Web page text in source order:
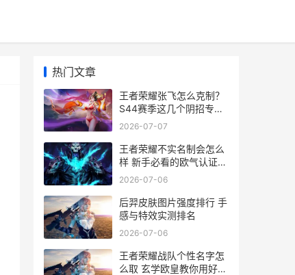
热门文章
王者荣耀张飞怎么克制？
S44赛季这几个阴招专治
喷子牛魔兄弟们，最近打
2026-07-07
王者荣耀不实名制会怎么
样 新手必看的欧气认证指
南
2026-07-06
后羿皮肤图片强度排行 手
感与特效实测排名
2026-07-06
王者荣耀战队个性名字怎
么取 玄学欧皇教你用好名